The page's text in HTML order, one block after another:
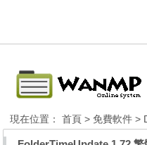
現在位置：首頁 >免費軟件 >